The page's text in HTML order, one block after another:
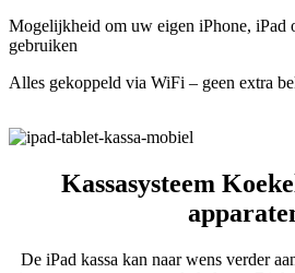
Mogelijkheid om uw eigen iPhone, iPad
gebruiken
Alles gekoppeld via WiFi – geen extra
Kassasysteem
De iPad kassa kan naar wens verder